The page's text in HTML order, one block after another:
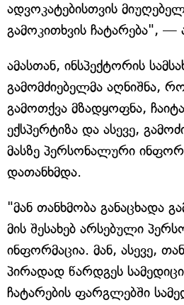
ადვოკატებისთვის
გამოკითხვის ჩატარება", —
ამასთან, ინსპექტორის
გამომძიებელმა აღნიშნა,
გამოთქვა მზადყოფნა,
ექსპერტიზა და ასევე,
მასზე პერსონალური
დათანხმდა.
"მან თანხმობა განაცხადა
მის შესახებ არსებული
ინფორმაცია. მან, ასევე,
პირადად წარდგეს
ჩატარების ფარგლებში